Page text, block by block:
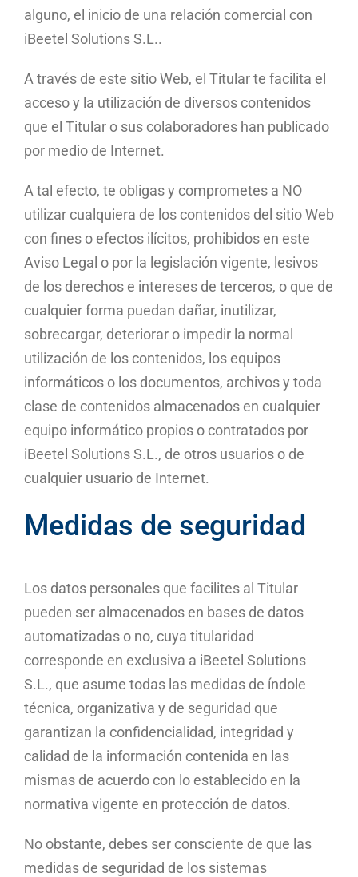
alguno, el inicio de una relación comercial con
iBeetel Solutions S.L..
A través de este sitio Web, el Titular te facilita el
acceso y la utilización de diversos contenidos
que el Titular o sus colaboradores han publicado
por medio de Internet.
A tal efecto, te obligas y comprometes a NO
utilizar cualquiera de los contenidos del sitio Web
con fines o efectos ilícitos, prohibidos en este
Aviso Legal o por la legislación vigente, lesivos
de los derechos e intereses de terceros, o que de
cualquier forma puedan dañar, inutilizar,
sobrecargar, deteriorar o impedir la normal
utilización de los contenidos, los equipos
informáticos o los documentos, archivos y toda
clase de contenidos almacenados en cualquier
equipo informático propios o contratados por
iBeetel Solutions S.L., de otros usuarios o de
cualquier usuario de Internet.
Medidas de seguridad
Los datos personales que facilites al Titular
pueden ser almacenados en bases de datos
automatizadas o no, cuya titularidad
corresponde en exclusiva a iBeetel Solutions
S.L., que asume todas las medidas de índole
técnica, organizativa y de seguridad que
garantizan la confidencialidad, integridad y
calidad de la información contenida en las
mismas de acuerdo con lo establecido en la
normativa vigente en protección de datos.
No obstante, debes ser consciente de que las
medidas de seguridad de los sistemas